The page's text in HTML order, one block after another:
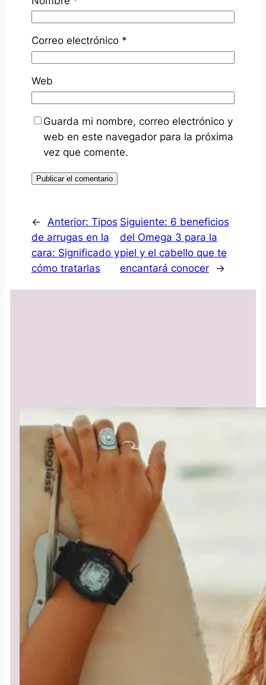
Correo electrónico *
Web
Guarda mi nombre, correo electrónico y
web en este navegador para la próxima
vez que comente.
← Anterior: Tipos
de arrugas en la
cara: Significado y
cómo tratarlas
Siguiente: 6 beneficios
del Omega 3 para la
piel y el cabello que te
encantará conocer
→